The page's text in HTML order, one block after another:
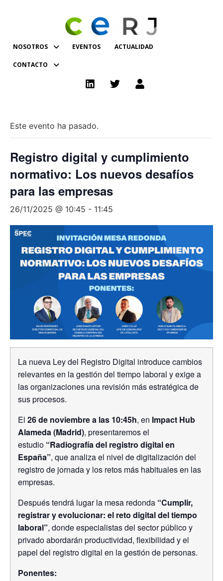
NOSOTROS EVENTOS ACTUALIDAD
CONTACTO
Este evento ha pasado.
Registro digital y cumplimiento
normativo: Los nuevos desafíos
para las empresas
26/11/2025 @ 10:45 - 11:45
La nueva Ley del Registro Digital introduce cambios
relevantes en la gestión del tiempo laboral y exige a
las organizaciones una revisión más estratégica de
sus procesos.
El 26 de noviembre a las 10:45h, en Impact Hub
Alameda (Madrid), presentaremos el
estudio “Radiografía del registro digital en
España”, que analiza el nivel de digitalización del
registro de jornada y los retos más habituales en las
empresas.
Después tendrá lugar la mesa redonda “Cumplir,
registrar y evolucionar: el reto digital del tiempo
laboral”, donde especialistas del sector público y
privado abordarán productividad, flexibilidad y el
papel del registro digital en la gestión de personas.
Ponentes: